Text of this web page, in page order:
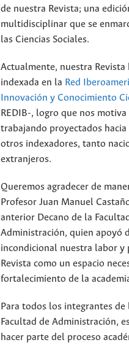
de nuestra Revista; una
multidisciplinar que se
las Ciencias Sociales.
Actualmente, nuestra Revista
indexada en la Red
Innovación y Conocimiento
REDIB-, logro que nos motiva
trabajando proyectados
otros indexadores, tanto
extranjeros.
Queremos agradecer de
Profesor Juan Manuel
anterior Decano de la
Administración, quien apoyó
incondicional nuestra labor y
Revista como un espacio
fortalecimiento de la
Para todos los integrantes de
Facultad de Administración,
hacer parte del proceso